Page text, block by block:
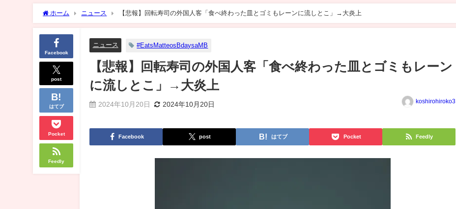
ホーム ニュース 【悲報】回転寿司の外国人客「食べ終わった皿とゴミもレーンに流しとこ」→大炎上
Facebook
post
はてブ
Pocket
Feedly
ニュース #EatsMatteosBdaysaMB
【悲報】回転寿司の外国人客「食べ終わった皿とゴミもレーン
に流しとこ」→大炎上
2024年10月20日 2024年10月20日 koshirohiroko3
Facebook post はてブ Pocket Feedly